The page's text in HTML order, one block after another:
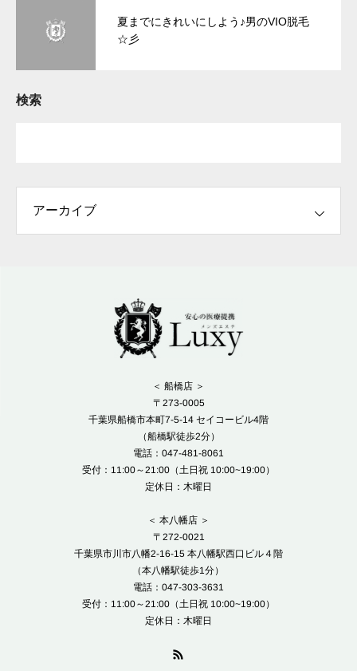
夏までにきれいにしよう♪男のVIO脱毛
☆彡
検索
＜ 船橋店 ＞
〒273-0005
千葉県船橋市本町7-5-14 セイコービル4階
（船橋駅徒歩2分）
電話：047-481-8061
受付：11:00～21:00（土日祝 10:00~19:00）
定休日：木曜日
＜ 本八幡店 ＞
〒272-0021
千葉県市川市八幡2-16-15 本八幡駅西口ビル４階
（本八幡駅徒歩1分）
電話：047-303-3631
受付：11:00～21:00（土日祝 10:00~19:00）
定休日：木曜日